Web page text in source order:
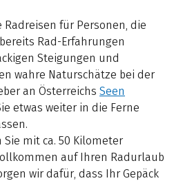
für Personen, die
Rad-Erfahrungen
Steigungen und
wahre Naturschätze bei der
an Österreichs Seen
etwas weiter in die Ferne
Sie mit ca. 50 Kilometer
auf Ihren Radurlaub
wir dafür, dass Ihr Gepäck